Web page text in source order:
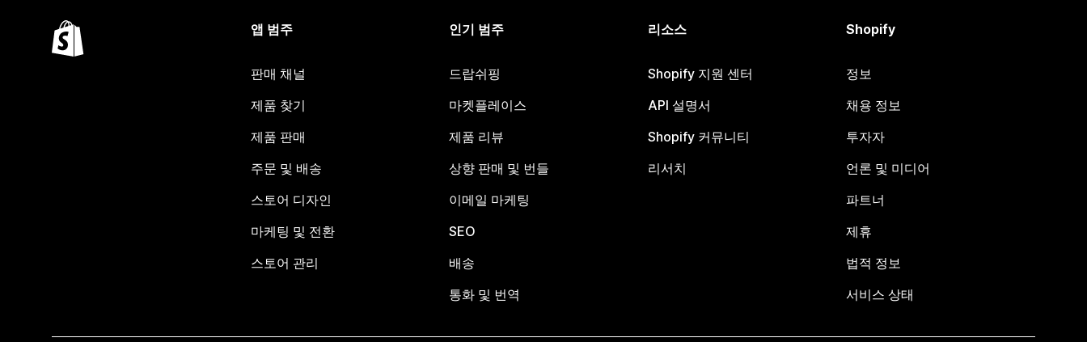
앱 범주
판매 채널
제품 찾기
제품 판매
주문 및 배송
스토어 디자인
마케팅 및 전환
스토어 관리
인기 범주
드랍쉬핑
마켓플레이스
제품 리뷰
상향 판매 및 번들
이메일 마케팅
SEO
배송
통화 및 번역
리소스
Shopify 지원 센터
API 설명서
Shopify 커뮤니티
리서치
Shopify
정보
채용 정보
투자자
언론 및 미디어
파트너
제휴
법적 정보
서비스 상태